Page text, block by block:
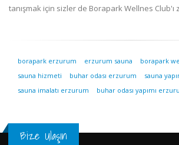
tanışmak için sizler de Borapark Wellnes
borapark erzurum erzurum sauna
borapark
sauna hizmeti
buhar odası erzurum
sauna
sauna imalatı erzurum
buhar odası yapımı
Bize Ulaşın